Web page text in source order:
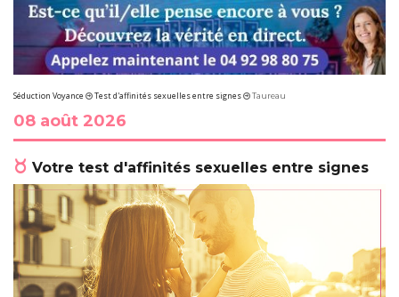
Séduction Voyance Test d'affinités sexuelles entre signes Taureau
08 août 2026
Votre test d'affinités sexuelles entre signes